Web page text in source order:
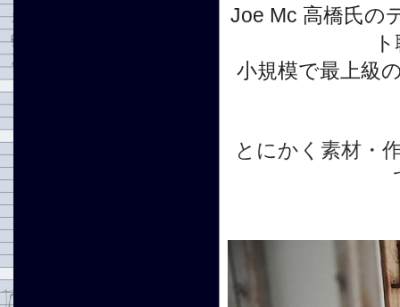
Joe Mc 高橋氏の
小規模で最上級
とにかく素材・